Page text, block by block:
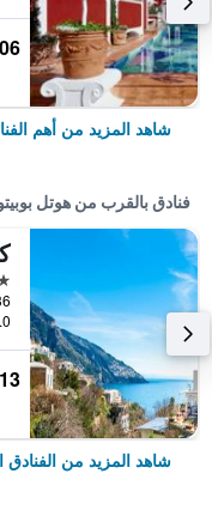
شاهد المزيد من أهم
فنادق بالقرب من هوتل
2 نجمتين
0.0
شاهد المزيد من الفنادق